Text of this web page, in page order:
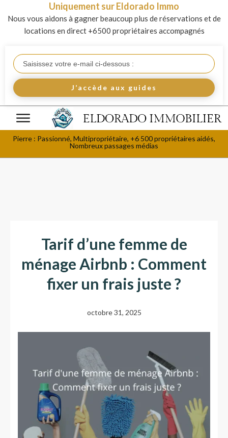
Uniquement sur Eldorado Immo
Nous vous aidons à gagner beaucoup plus de réservations et de
locations en direct +6500 propriétaires accompagnés
J’accède aux guides
Pierre : Passionné, Multipropriétaire, +6 500 propriétaires aidés,
Nombreux passages médias
Tarif d’une femme de
ménage Airbnb : Comment
fixer un frais juste ?
octobre 31, 2025